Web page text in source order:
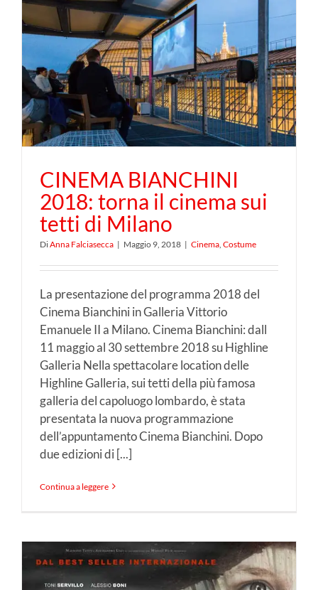
CINEMA BIANCHINI
2018: torna il cinema sui
tetti di Milano
DiAnna Falciasecca | Maggio 9, 2018 | Cinema Costume
La presentazione del programma 2018 del
Cinema Bianchini in Galleria Vittorio
Emanuele II a Milano. Cinema Bianchini: dall
11 maggio al 30 settembre 2018 su Highline
Galleria Nella spettacolare location delle
Highline Galleria, sui tetti della più famosa
galleria del capoluogo lombardo, è stata
presentata la nuova programmazione
dell’appuntamento Cinema Bianchini. Dopo
due edizioni di [...]
Continua a leggere